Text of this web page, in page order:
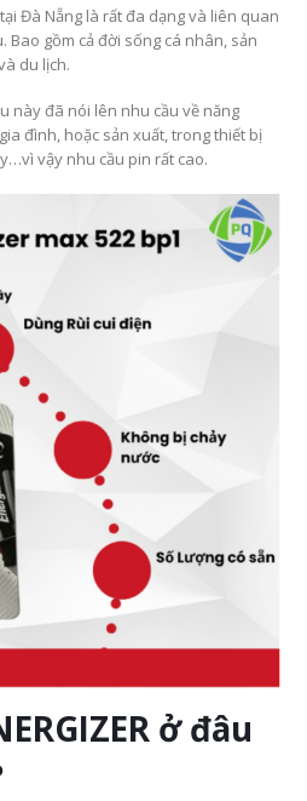
Đà Nẵng là rất đa dạng và liên quan
gồm cả đời sống cá nhân, sản
du lịch.
này đã nói lên nhu cầu về năng
đình, hoặc sản xuất, trong thiết bị
vậy nhu cầu pin rất cao.
ở đâu